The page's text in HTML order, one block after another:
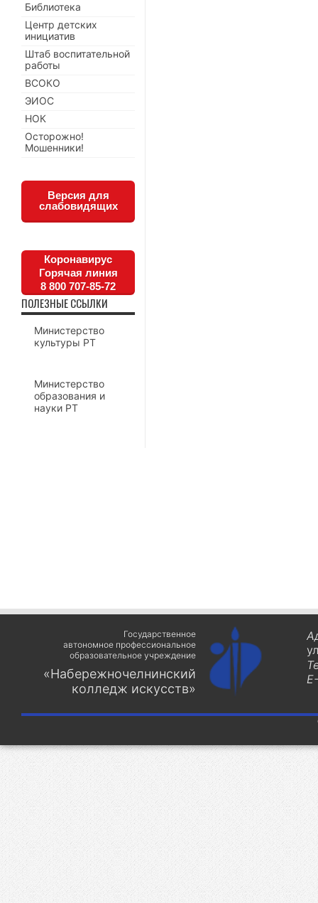
Библиотека
Центр детских
инициатив
Штаб воспитательной
работы
ВСОКО
ЭИОС
НОК
Осторожно!
Мошенники!
Версия для
слабовидящих
Коронавирус
Горячая линия
8 800 707-85-72
ПОЛЕЗНЫЕ ССЫЛКИ
Министерство
культуры РТ
Министерство
образования и
науки РТ
Государственное
автономное профессиональное
образовательное учреждение
«Набережночелнинский
колледж искусств»